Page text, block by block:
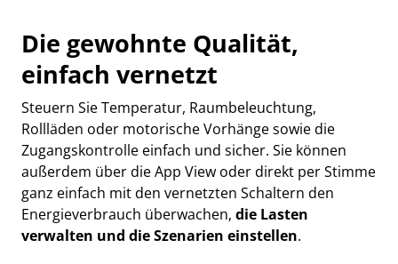
Die gewohnte Qualität,
einfach vernetzt
Steuern Sie Temperatur, Raumbeleuchtung,
Rollläden oder motorische Vorhänge sowie die
Zugangskontrolle einfach und sicher. Sie können
außerdem über die App View oder direkt per Stimme
ganz einfach mit den vernetzten Schaltern den
Energieverbrauch überwachen, die Lasten
verwalten und die Szenarien einstellen.